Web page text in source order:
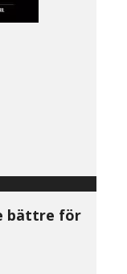
bättre för